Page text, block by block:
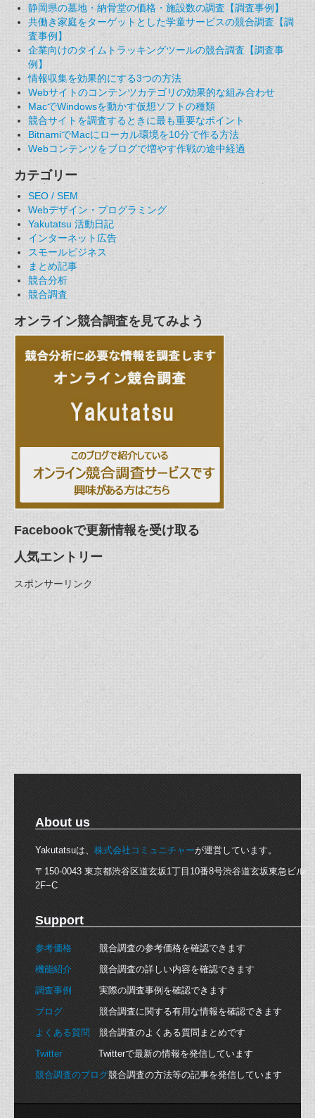
静岡県の墓地・納骨堂の価格・施設数の調査【調査事例】
共働き家庭をターゲットとした学童サービスの競合調査【調
査事例】
企業向けのタイムトラッキングツールの競合調査【調査事
例】
情報収集を効果的にする3つの方法
Webサイトのコンテンツカテゴリの効果的な組み合わせ
MacでWindowsを動かす仮想ソフトの種類
競合サイトを調査するときに最も重要なポイント
BitnamiでMacにローカル環境を10分で作る方法
Webコンテンツをブログで増やす作戦の途中経過
カテゴリー
SEO / SEM
Webデザイン・プログラミング
Yakutatsu 活動日記
インターネット広告
スモールビジネス
まとめ記事
競合分析
競合調査
オンライン競合調査を見てみよう
Facebookで更新情報を受け取る
人気エントリー
スポンサーリンク
About us
Yakutatsuは、 株式会社コミュニチャーが運営しています。
〒150-0043 東京都渋谷区道玄坂1丁目10番8号渋谷道玄坂東急ビル
2F−C
Support
参考価格 競合調査の参考価格を確認できます
機能紹介 競合調査の詳しい内容を確認できます
調査事例 実際の調査事例を確認できます
ブログ 競合調査に関する有用な情報を確認できます
よくある質問 競合調査のよくある質問まとめです
TwitterTwitterで最新の情報を発信しています
競合調査のブログ競合調査の方法等の記事を発信しています